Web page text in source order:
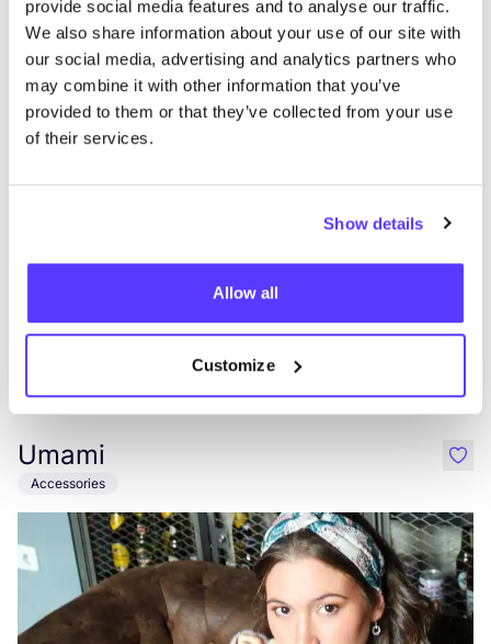
provide social media features and to analyse our traffic.
We also share information about your use of our site with
our social media, advertising and analytics partners who
may combine it with other information that you’ve
provided to them or that they’ve collected from your use
of their services.
Show details
Allow all
Customize
Magasins dans cette zone
Daniel Chong
Vêtements
Visiter la boutique en ligne
Umami
Accessories
like